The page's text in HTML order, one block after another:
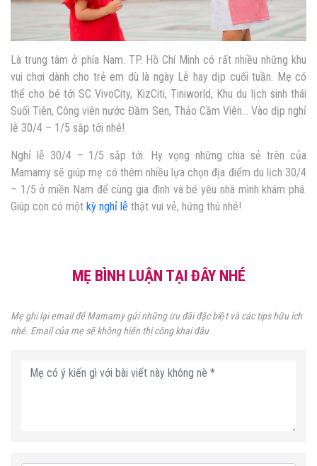
Là trung tâm ở phía Nam. TP. Hồ Chí Minh có rất nhiều những khu
vui chơi dành cho trẻ em dù là ngày Lễ hay dịp cuối tuần. Mẹ có
thể cho bé tới SC VivoCity, KizCiti, Tiniworld, Khu du lịch sinh thái
Suối Tiên, Công viên nước Đầm Sen, Thảo Cầm Viên… Vào dịp nghỉ
lễ 30/4 – 1/5 sắp tới nhé!
Nghỉ lễ 30/4 – 1/5 sắp tới. Hy vọng những chia sẻ trên của
Mamamy sẽ giúp mẹ có thêm nhiều lựa chọn địa điểm du lịch 30/4
– 1/5 ở miền Nam để cùng gia đình và bé yêu nhà mình khám phá.
Giúp con có một kỳ nghỉ lễ thật vui vẻ, hứng thú nhé!
MẸ BÌNH LUẬN TẠI ĐÂY NHÉ
Mẹ ghi lại email để Mamamy gửi những ưu đãi đặc biệt và các tips hữu ích
nhé. Email của mẹ sẽ không hiển thị công khai đâu